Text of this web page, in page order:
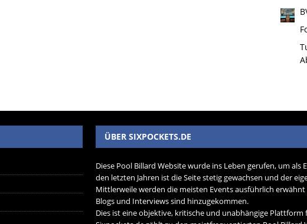
ÜBER SIXPOCKETS.DE
Diese Pool Billard Website wurde ins Leben gerufen, um als
den letzten Jahren ist die Seite stetig gewachsen und der
Mittlerweile werden die meisten Events ausführlich erwähnt
Blogs und Interviews sind hinzugekommen.
Dies ist eine objektive, kritische und unabhängige Plattform